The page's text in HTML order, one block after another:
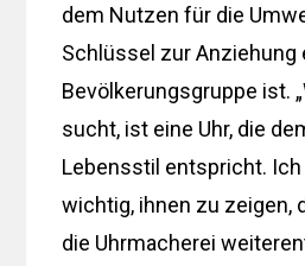
dem Nutzen für die
Schlüssel zur Anziehung
Bevölkerungsgruppe ist.
sucht, ist eine Uhr, die
Lebensstil entspricht.
wichtig, ihnen zu zeigen,
die Uhrmacherei